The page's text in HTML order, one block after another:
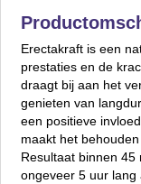
Erectakraft is een
prestaties en de
draagt bij aan het
genieten van
een positieve
maakt het
Resultaat binnen
ongeveer 5 uur